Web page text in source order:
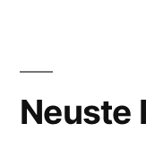
Neuste